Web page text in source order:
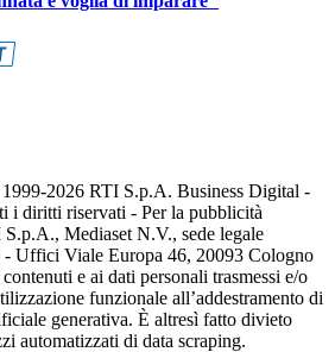
2026 RTI S.p.A. Business Digital -
i diritti riservati - Per la pubblicità
Mediaset N.V., sede legale
- Uffici Viale Europa 46, 20093 Cologno
e ai dati personali trasmessi e/o
funzionale all’addestramento di
generativa. È altresì fatto divieto
automatizzati di data scraping.